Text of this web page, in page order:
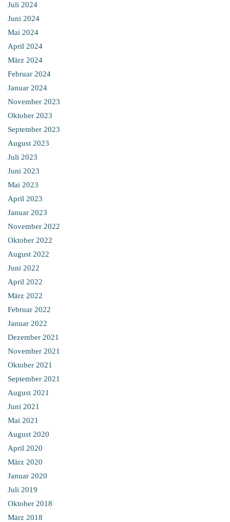
Juli 2024
Juni 2024
Mai 2024
April 2024
März 2024
Februar 2024
Januar 2024
November 2023
Oktober 2023
September 2023
August 2023
Juli 2023
Juni 2023
Mai 2023
April 2023
Januar 2023
November 2022
Oktober 2022
August 2022
Juni 2022
April 2022
März 2022
Februar 2022
Januar 2022
Dezember 2021
November 2021
Oktober 2021
September 2021
August 2021
Juni 2021
Mai 2021
August 2020
April 2020
März 2020
Januar 2020
Juli 2019
Oktober 2018
März 2018